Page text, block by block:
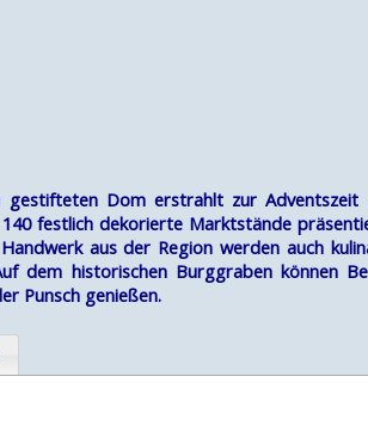
Dom erstrahlt zur Adventszeit
festlich dekorierte Marktstände
aus der Region werden auch
dem historischen Burggraben können
Punsch genießen.